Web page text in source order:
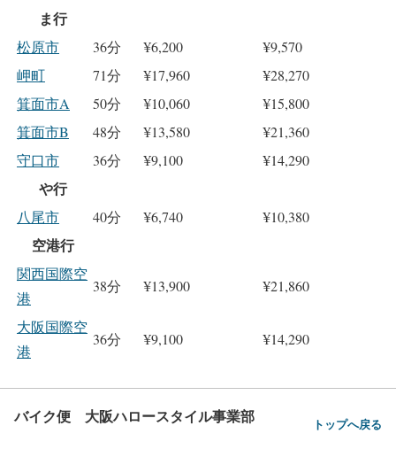
ま行
松原市 36分 ¥6,200
¥9,570
岬町
71分 ¥17,960
¥28,270
箕面市A
50分 ¥10,060
¥15,800
箕面市B
48分 ¥13,580
¥21,360
守口市
36分 ¥9,100 ¥14,290
や行
八尾市 40分 ¥6,740 ¥10,380
空港行
関西国際空
港
38分 ¥13,900 ¥21,860
大阪国際空
港
36分 ¥9,100 ¥14,290
バイク便 大阪ハロースタイル事業部 トップへ戻る